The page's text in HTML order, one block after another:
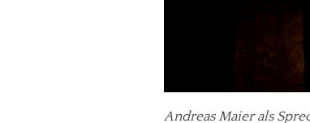
Dir gefällt
meinesuedstadt.de
Solltest Du unsere
Paypal -
Andreas Maier als